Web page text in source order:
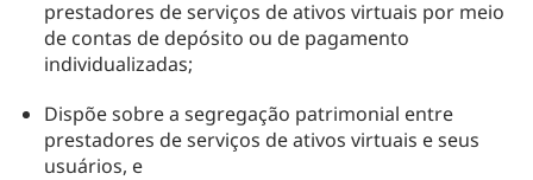
prestadores de serviços de ativos virtuais por meio
de contas de depósito ou de pagamento
individualizadas;
Dispõe sobre a segregação patrimonial entre
prestadores de serviços de ativos virtuais e seus
usuários, e